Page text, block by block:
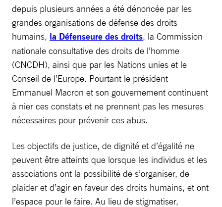
depuis plusieurs années a été dénoncée par les
grandes organisations de défense des droits
humains, la Défenseure des droits, la Commission
nationale consultative des droits de l’homme
(CNCDH), ainsi que par les Nations unies et le
Conseil de l’Europe. Pourtant le président
Emmanuel Macron et son gouvernement continuent
à nier ces constats et ne prennent pas les mesures
nécessaires pour prévenir ces abus.
Les objectifs de justice, de dignité et d’égalité ne
peuvent être atteints que lorsque les individus et les
associations ont la possibilité de s’organiser, de
plaider et d’agir en faveur des droits humains, et ont
l’espace pour le faire. Au lieu de stigmatiser,